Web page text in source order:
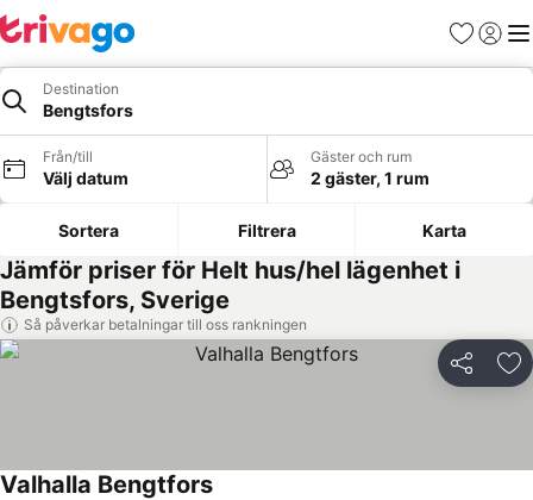
Favoriter
Logga
Destination
Bengtsfors
Från/till
Välj datum
Gäster och rum
2 gäster, 1 rum
Sortera Filtrera Karta
Jämför priser för Helt hus/hel lägenhet i
Bengtsfors, Sverige
Så påverkar betalningar till oss rankningen
Dela
Valhalla Bengtfors